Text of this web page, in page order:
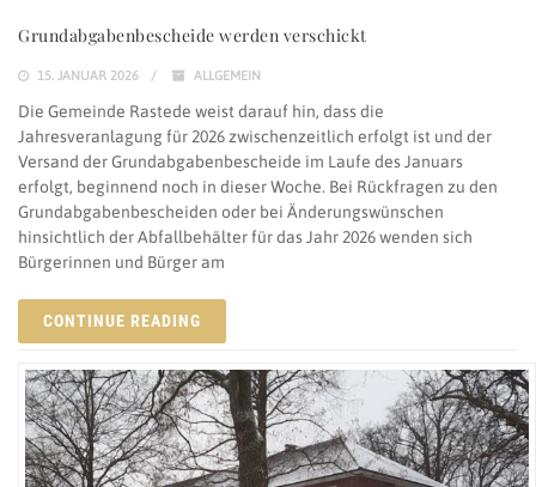
Grundabgabenbescheide werden verschickt
15. JANUAR 2026 ALLGEMEIN
Die Gemeinde Rastede weist darauf hin, dass die
Jahresveranlagung für 2026 zwischenzeitlich erfolgt ist und der
Versand der Grundabgabenbescheide im Laufe des Januars
erfolgt, beginnend noch in dieser Woche. Bei Rückfragen zu den
Grundabgabenbescheiden oder bei Änderungswünschen
hinsichtlich der Abfallbehälter für das Jahr 2026 wenden sich
Bürgerinnen und Bürger am
CONTINUE READING